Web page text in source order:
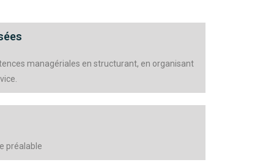
managériales en structurant, en organisant
préalable